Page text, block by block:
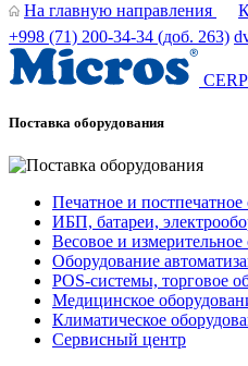
На главную направления
+998 (71) 200-34-34 (доб. 263)
Поставка оборудования
Печатное и постпечатное
ИБП, батареи,
Весовое и измерительное
Оборудование
POS-системы, торговое
Медицинское
Климатическое
Сервисный центр